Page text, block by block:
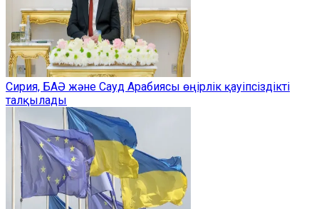
Сирия, БАӘ және Сауд Арабиясы өңірлік қауіпсіздікті
талқылады